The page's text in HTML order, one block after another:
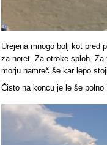
Urejena mnogo bolj kot pred
za noret. Za otroke sploh.
morju namreč še kar lepo
Čisto na koncu je le še polno